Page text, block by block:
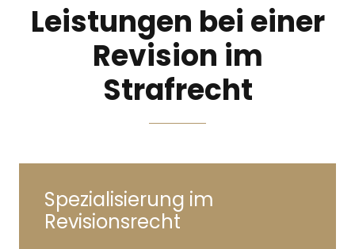
Leistungen bei einer
Revision im
Strafrecht
Spezialisierung im
Revisionsrecht